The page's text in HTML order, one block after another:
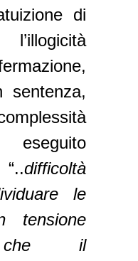
di
sentenza,
eseguito
difficoltà
le
tensione
che il